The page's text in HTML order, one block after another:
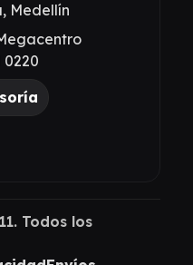
Medellín
0220
Todos los